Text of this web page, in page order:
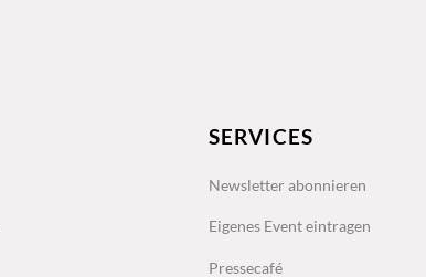
SERVICES
Newsletter abonnieren
Eigenes Event eintragen
Pressecafé